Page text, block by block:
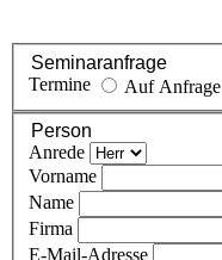
Seminaranfrage
Termine
Auf Anfrage
Person
Anrede
Vorname
Name
Firma
E-Mail-Adresse